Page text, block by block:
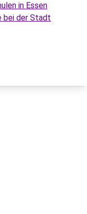
in Essen
bei der Stadt